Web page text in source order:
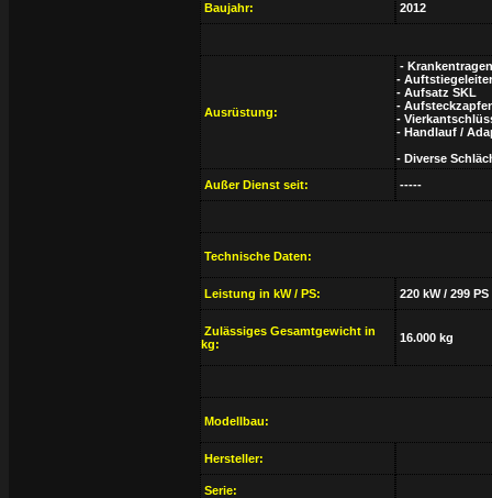
Baujahr: 2012
Ausrüstung:
-
- Auftstiegeleiter
- Aufsatz SKL
-
-
- Handlauf /
- Diverse
Außer Dienst seit:
-----
Technische Daten:
Leistung in kW / PS: 220 kW / 299 PS
Zulässiges Gesamtgewicht in
kg:
16.000 kg
Modellbau:
Hersteller:
Serie: